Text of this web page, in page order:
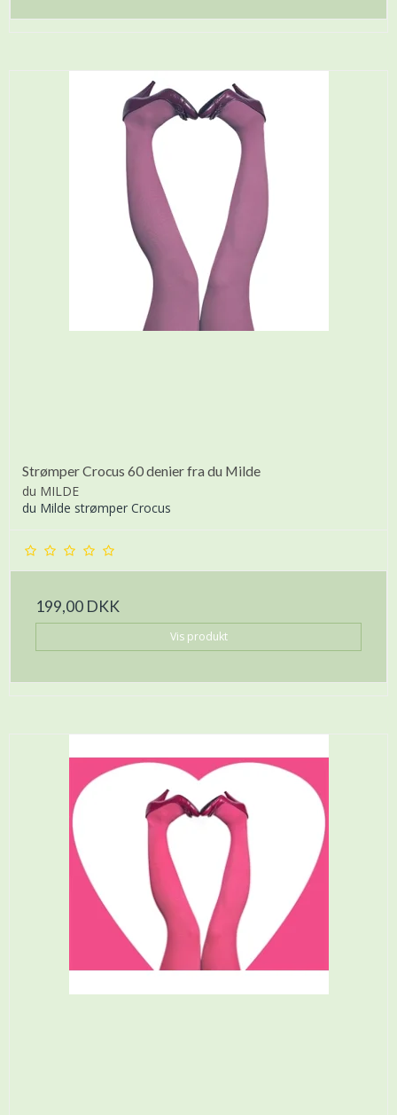
Strømper Crocus 60 denier fra du Milde
du MILDE
du Milde strømper Crocus
199,00 DKK
Vis produkt